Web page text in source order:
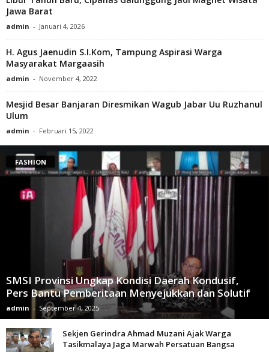
Jawa Barat
admin - Januari 4, 2026
H. Agus Jaenudin S.I.Kom, Tampung Aspirasi Warga
Masyarakat Margaasih
admin - November 4, 2022
Mesjid Besar Banjaran Diresmikan Wagub Jabar Uu Ruzhanul
Ulum
admin - Februari 15, 2022
FASHION
SMSI Provinsi Ungkap Kondisi Daerah Kondusif,
Pers Bantu Pemberitaan Menyejukkan dan Solutif
admin - September 4, 2025
Sekjen Gerindra Ahmad Muzani Ajak Warga
Tasikmalaya Jaga Marwah Persatuan Bangsa